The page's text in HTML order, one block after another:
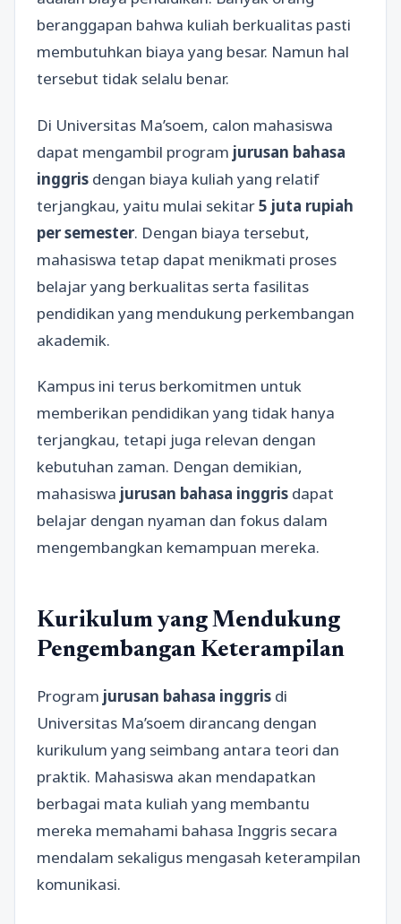
beranggapan bahwa kuliah berkualitas pasti
membutuhkan biaya yang besar. Namun hal
tersebut tidak selalu benar.
Di Universitas Ma’soem, calon mahasiswa
dapat mengambil program jurusan bahasa
inggris dengan biaya kuliah yang relatif
terjangkau, yaitu mulai sekitar5 juta rupiah
per semester. Dengan biaya tersebut,
mahasiswa tetap dapat menikmati proses
belajar yang berkualitas serta fasilitas
pendidikan yang mendukung perkembangan
akademik.
Kampus ini terus berkomitmen untuk
memberikan pendidikan yang tidak hanya
terjangkau, tetapi juga relevan dengan
kebutuhan zaman. Dengan demikian,
mahasiswa jurusan bahasa inggris dapat
belajar dengan nyaman dan fokus dalam
mengembangkan kemampuan mereka.
Kurikulum yang Mendukung
Pengembangan Keterampilan
Program jurusan bahasa inggris di
Universitas Ma’soem dirancang dengan
kurikulum yang seimbang antara teori dan
praktik. Mahasiswa akan mendapatkan
berbagai mata kuliah yang membantu
mereka memahami bahasa Inggris secara
mendalam sekaligus mengasah keterampilan
komunikasi.